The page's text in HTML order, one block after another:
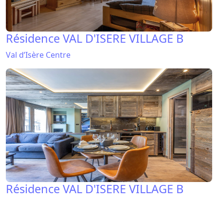
Résidence VAL D'ISERE VILLAGE B
Val d’Isère Centre
Résidence VAL D'ISERE VILLAGE B